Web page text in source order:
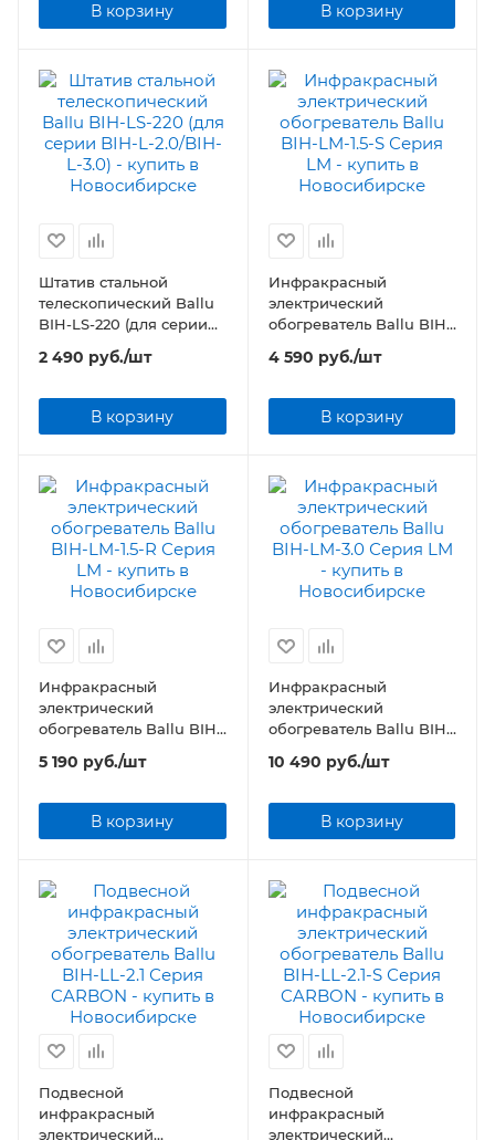
В корзину В корзину
Штатив стальной
телескопический Ballu
BIH-LS-220 (для серии
BIH-L-2.0/BIH-L-3.0)
2 490 руб./шт
В корзину
Инфракрасный
электрический
обогреватель Ballu BIH-
LM-1.5-S Серия LM
4 590 руб./шт
В корзину
Инфракрасный
электрический
обогреватель Ballu BIH-
LM-1.5-R Серия LM
5 190 руб./шт
В корзину
Инфракрасный
электрический
обогреватель Ballu BIH-
LM-3.0 Серия LM
10 490 руб./шт
В корзину
Подвесной
инфракрасный
электрический
Подвесной
инфракрасный
электрический